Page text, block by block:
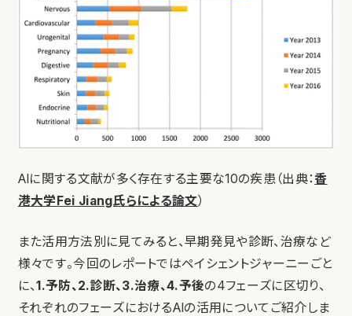
AIに関する文献が多く存在する主要な10の疾患（出典：香
港大学Fei Jiang氏らによる論文）
また活用方法別に見てみると、早期発見や診断、治療など
様々です。今回のレポートではペイシェントジャーニーごと
に、1.予防、2.診断、3.治療、4.予後の4フェーズに区切り、
それぞれのフェーズにおけるAIの活用についてご紹介しま